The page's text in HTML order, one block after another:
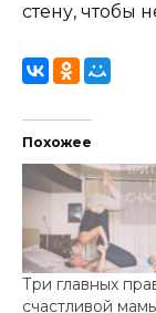
стену, чтобы
Похожее
Три главных
счастливой